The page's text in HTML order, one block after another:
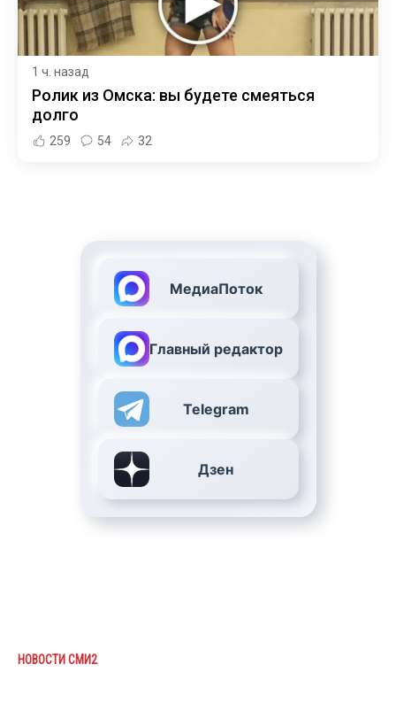
1 ч. назад
Ролик из Омска: вы будете смеяться
долго
259 54 32
МедиаПоток
Главный редактор
Telegram
Дзен
НОВОСТИ СМИ2